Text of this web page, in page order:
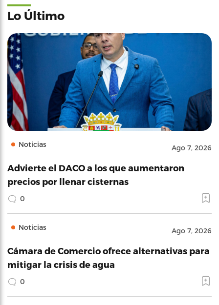
Lo Último
Noticias Ago 7, 2026
Advierte el DACO a los que aumentaron
precios por llenar cisternas
0
Noticias Ago 7, 2026
Cámara de Comercio ofrece alternativas para
mitigar la crisis de agua
0